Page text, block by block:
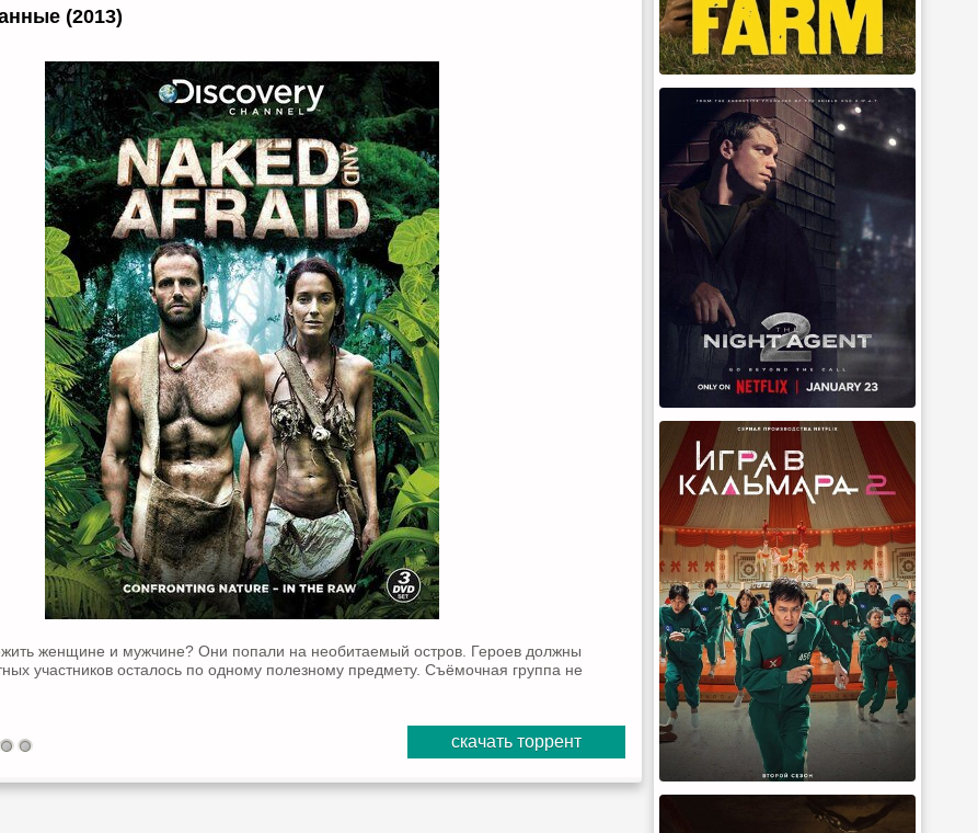
(2013)
женщине и мужчине? Они попали на необитаемый остров. Героев должны
участников осталось по одному полезному предмету. Съёмочная группа не
скачать торрент